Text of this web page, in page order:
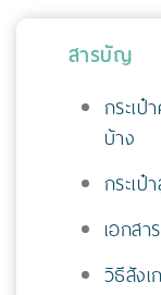
สารบัญ
กระเ
บ้าง
กระเป๋
เอกสา
วิธีสัง